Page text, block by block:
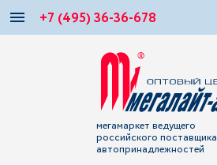
+7 (495) 36-36-678
мегамаркет ведущего
российского поставщика
автопринадлежностей